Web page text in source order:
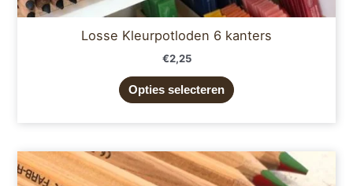
Losse Kleurpotloden 6 kanters
€2,25
Opties selecteren